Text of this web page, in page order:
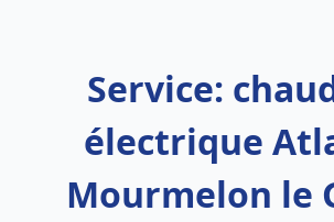
Service:
électrique
Mourmelon le